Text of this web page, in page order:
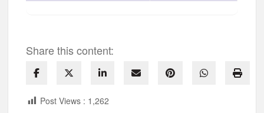
Share this content:
Post Views : 1,262